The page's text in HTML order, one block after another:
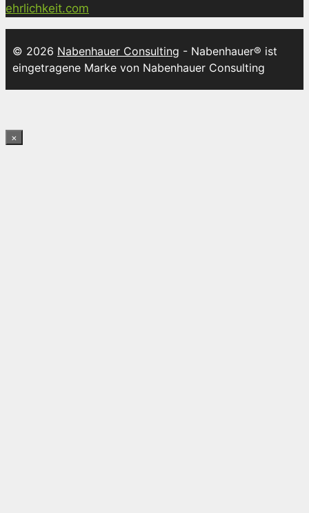
ehrlichkeit.com
© 2026 Nabenhauer Consulting - Nabenhauer® ist
eingetragene Marke von Nabenhauer Consulting
×